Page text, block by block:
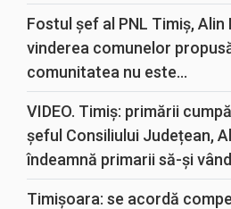
Fostul șef al PNL Timiș,
vinderea comunelor
comunitatea nu este...
VIDEO. Timiș: primării
șeful Consiliului Județean,
îndeamnă primarii să-și
Timișoara: se acordă